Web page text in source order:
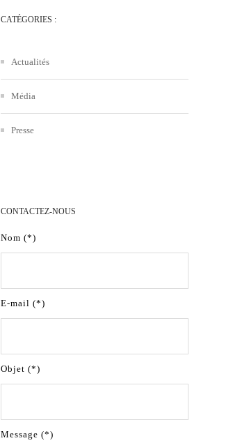
CATÉGORIES :
Actualités
Média
Presse
CONTACTEZ-NOUS
Nom (*)
E-mail (*)
Objet (*)
Message (*)